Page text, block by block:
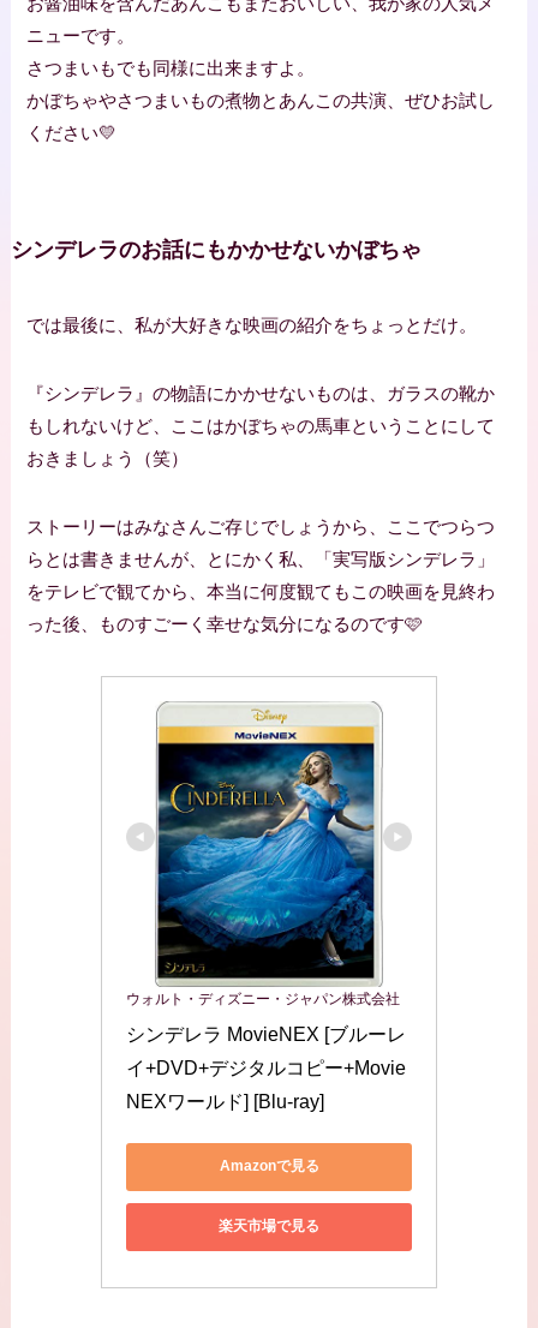
ニューです。
さつまいもでも同様に出来ますよ。
かぼちゃやさつまいもの煮物とあんこの共演、ぜひお試し
ください💛
シンデレラのお話にもかかせないかぼちゃ
では最後に、私が大好きな映画の紹介をちょっとだけ。
『シンデレラ』の物語にかかせないものは、ガラスの靴か
もしれないけど、ここはかぼちゃの馬車ということにして
おきましょう（笑）
ストーリーはみなさんご存じでしょうから、ここでつらつ
らとは書きませんが、とにかく私、「実写版シンデレラ」
をテレビで観てから、本当に何度観てもこの映画を見終わ
った後、ものすごーく幸せな気分になるのです🩷
ウォルト・ディズニー・ジャパン株式会社
シンデレラ MovieNEX [ブルーレ
イ+DVD+デジタルコピー+Movie
NEXワールド] [Blu-ray]
Amazonで見る
楽天市場で見る